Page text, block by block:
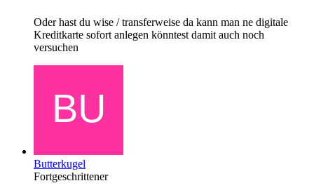
Oder hast du wise / transferweise da kann man ne digitale
Kreditkarte sofort anlegen könntest damit auch noch
versuchen
Butterkugel
Fortgeschrittener